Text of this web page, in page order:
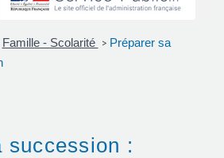
Famille - Scolarité > Préparer sa
succession :